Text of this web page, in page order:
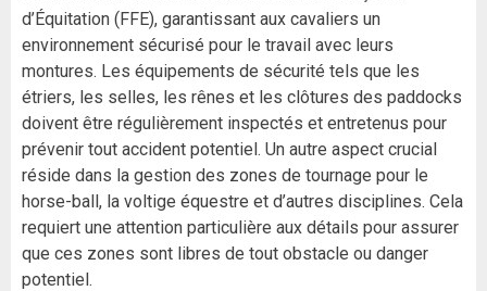
d’Équitation (FFE), garantissant aux cavaliers un
environnement sécurisé pour le travail avec leurs
montures. Les équipements de sécurité tels que les
étriers, les selles, les rênes et les clôtures des paddocks
doivent être régulièrement inspectés et entretenus pour
prévenir tout accident potentiel. Un autre aspect crucial
réside dans la gestion des zones de tournage pour le
horse-ball, la voltige équestre et d’autres disciplines. Cela
requiert une attention particulière aux détails pour assurer
que ces zones sont libres de tout obstacle ou danger
potentiel.